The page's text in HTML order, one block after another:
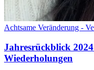
Achtsame Veränderung -
Jahresrückblick
Wiederholungen